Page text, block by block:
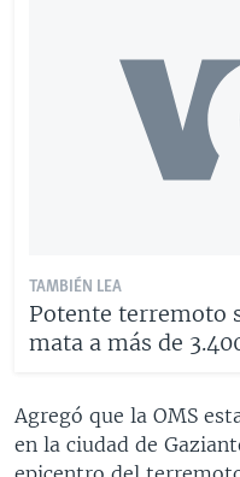
TAMBIÉN LEA
Potente terremoto
mata a más de
Agregó que la OMS
en la ciudad de